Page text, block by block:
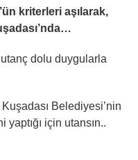
kriterleri aşılarak,
dolu duygularla
Belediyesi’nin
için utansın..